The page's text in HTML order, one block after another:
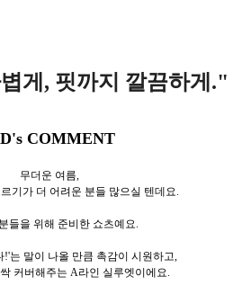
게, 핏까지 깔끔하게."
COMMENT
무더운 여름,
기가 더 어려운 분들 많으실 텐데요.
들을 위해 준비한 쇼츠예요.
!'는 말이 나올 만큼 촉감이 시원하고,
커버해주는 A라인 실루엣이에요.